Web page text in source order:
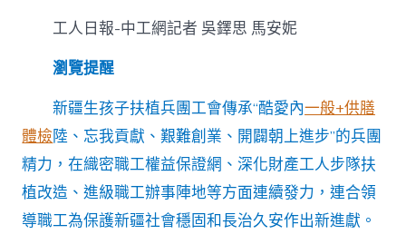
立
100
·
巡
禮
｜
新
疆
生
孩
工人日報-中工網記者 吳鐸思 馬安妮
瀏覽提醒
新疆生孩子扶植兵團工會傳承“酷愛內一般+供膳
體檢陸、忘我貢獻、艱難創業、開闢朝上進步”的兵團
精力，在織密職工權益保證網、深化財產工人步隊扶
植改造、進級職工辦事陣地等方面連續發力，連合領
導職工為保護新疆社會穩固和長治久安作出新進獻。